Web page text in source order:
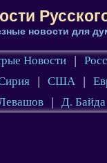
новости для
Новости |
| США |
| Д. Байда